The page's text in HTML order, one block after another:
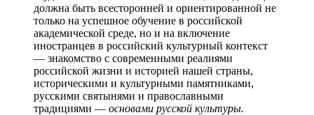
должна быть всесторонней и ориентированной не
только на успешное обучение в российской
академической среде, но и на включение
иностранцев в российский культурный контекст
— знакомство с современными реалиями
российской жизни и историей нашей страны,
историческими и культурными памятниками,
русскими святынями и православными
традициями — основами русской культуры.